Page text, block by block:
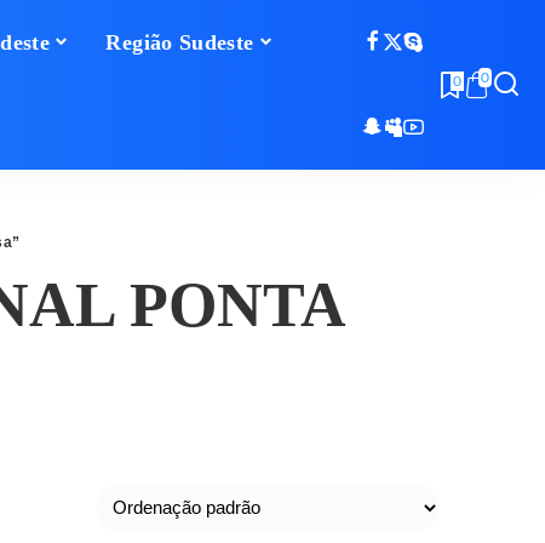
Região Sudeste
0 0
PONTA